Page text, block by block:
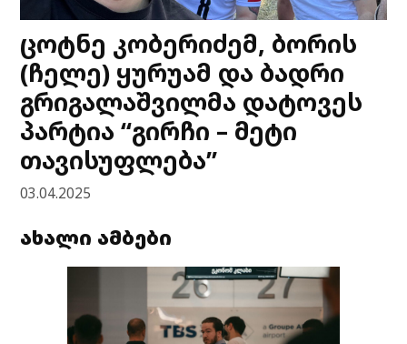
ცოტნე კობერიძემ, ბორის
(ჩელე) ყურუამ და ბადრი
გრიგალაშვილმა დატოვეს
პარტია “გირჩი – მეტი
თავისუფლება”
03.04.2025
ახალი ამბები